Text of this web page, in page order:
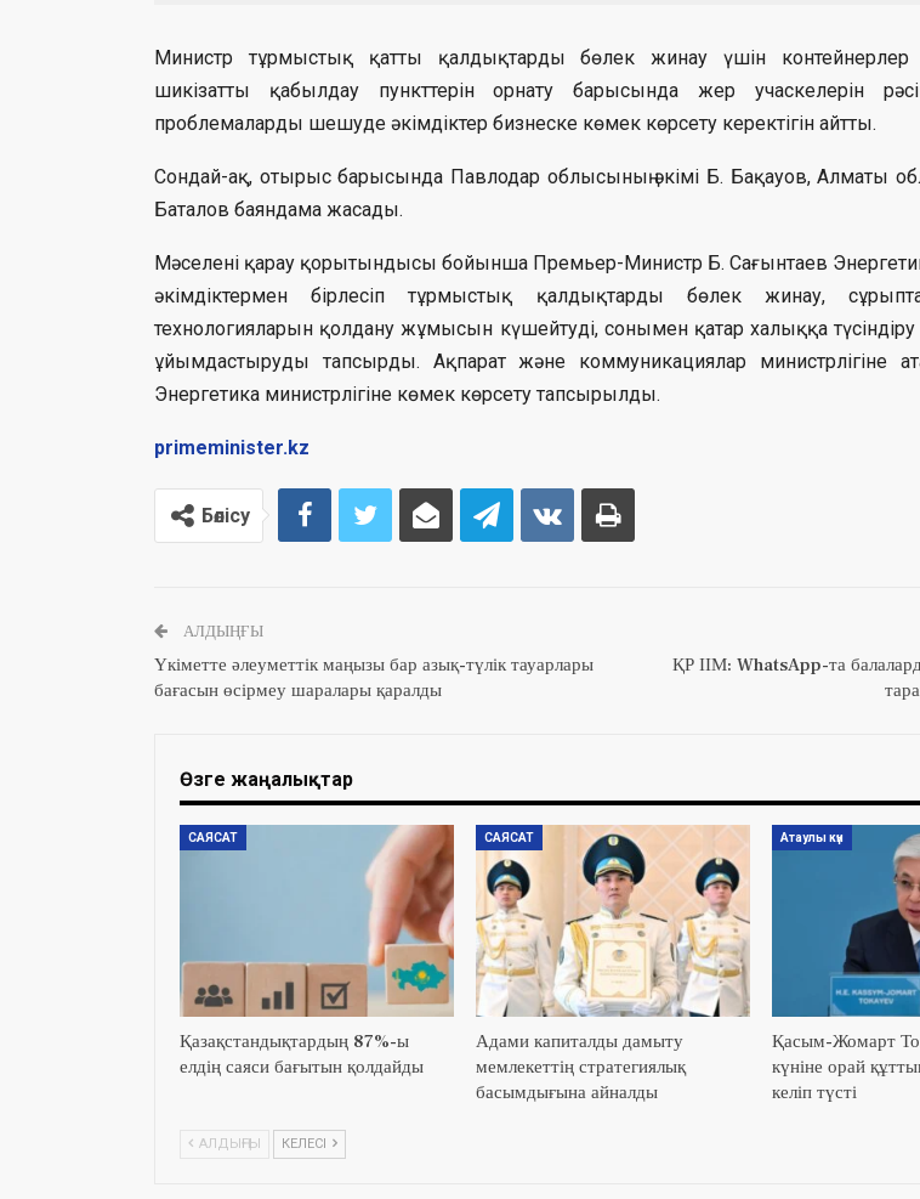
Министр тұрмыстық қатты қалдықтарды бөлек жинау үшін контейнерлер
шикізатты қабылдау пункттерін орнату барысында жер учаскелерін
проблемаларды шешуде әкімдіктер бизнеске көмек көрсету керектігін айтты.
Сондай-ақ, отырыс барысында Павлодар облысының әкімі Б. Бақауов, Алматы
Баталов баяндама жасады.
Мәселені қарау қорытындысы бойынша Премьер-Министр Б. Сағынтаев
әкімдіктермен бірлесіп тұрмыстық қалдықтарды бөлек жинау,
технологияларын қолдану жұмысын күшейтуді, сонымен қатар халыққа
ұйымдастыруды тапсырды. Ақпарат және коммуникациялар министрлігіне
Энергетика министрлігіне көмек көрсету тапсырылды.
primeminister.kz
Бөлісу
АЛДЫҢҒЫ
Үкіметте әлеуметтік маңызы бар азық-түлік тауарлары
бағасын өсірмеу шаралары қаралды
ҚР ІІМ: WhatsApp-та
Өзге жаңалықтар
САЯСАТ
Қазақстандықтардың 87%-ы
елдің саяси бағытын қолдайды
САЯСАТ
Адами капиталды дамыту
мемлекеттің стратегиялық
басымдығына айналды
Атаулы күн
Қасым-Жомарт
күніне орай
келіп түсті
АЛДЫҢҒЫ КЕЛЕСІ